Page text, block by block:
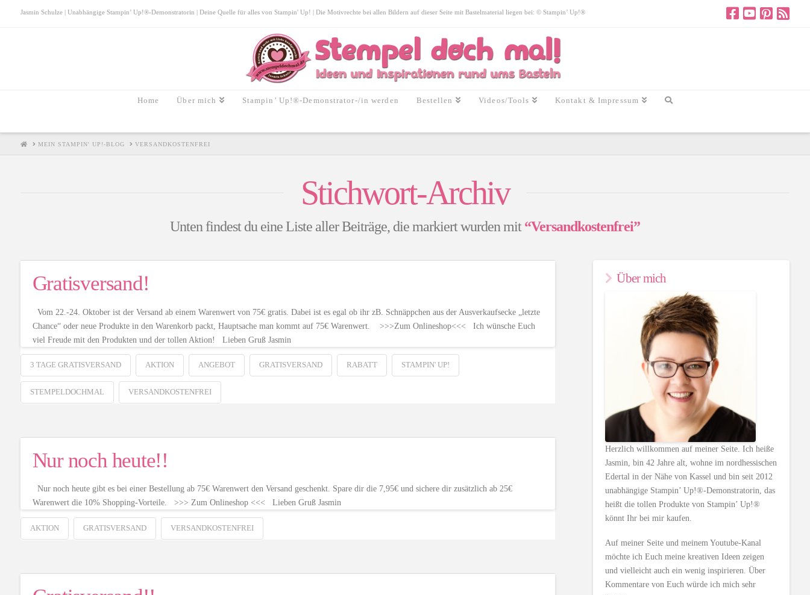
Jasmin Schulze | Unabhängige Stampin’ Up!®-Demonstratorin | Deine Quelle für alles von Stampin' Up! | Die Motivrechte bei allen Bildern auf dieser Seite mit Bastelmaterial liegen bei: © Stampin’ Up!®
Home Über mich Stampin’ Up!®-Demonstrator-/in werden Bestellen Videos/Tools Kontakt & Impressum
HOMEMEIN STAMPIN' UP!-BLOG VERSANDKOSTENFREI
Stichwort-Archiv
Unten findest du eine Liste aller Beiträge, die markiert wurden mit“Versandkostenfrei”
Gratisversand!
Vom 22.-24. Oktober ist der Versand ab einem Warenwert von 75€ gratis. Dabei ist es egal ob ihr zB. Schnäppchen aus der Ausverkaufsecke „letzte
Chance“ oder neue Produkte in den Warenkorb packt, Hauptsache man kommt auf 75€ Warenwert. >>>Zum Onlineshop<<< Ich wünsche Euch
viel Freude mit den Produkten und der tollen Aktion! Lieben Gruß Jasmin
3 TAGE GRATISVERSAND AKTION ANGEBOT GRATISVERSAND RABATT STAMPIN' UP!
STEMPELDOCHMAL VERSANDKOSTENFREI
Nur noch heute!!
Nur noch heute gibt es bei einer Bestellung ab 75€ Warenwert den Versand geschenkt. Spare dir die 7,95€ und sichere dir zusätzlich ab 25€
Warenwert die 10% Shopping-Vorteile. >>> Zum Onlineshop <<< Lieben Gruß Jasmin
AKTION GRATISVERSAND VERSANDKOSTENFREI
Über mich
Herzlich willkommen auf meiner Seite. Ich heiße
Jasmin, bin 42 Jahre alt, wohne im nordhessischen
Edertal in der Nähe von Kassel und bin seit 2012
unabhängige Stampin’ Up!®-Demonstratorin, das
heißt die tollen Produkte von Stampin’ Up!®
könnt Ihr bei mir kaufen.
Auf meiner Seite und meinem Youtube-Kanal
möchte ich Euch meine kreativen Ideen zeigen
und vielleicht auch ein wenig inspirieren. Über
Kommentare von Euch würde ich mich sehr